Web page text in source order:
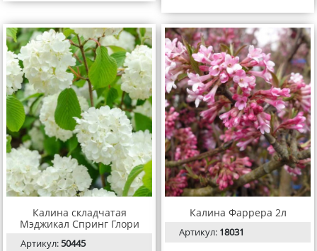
Калина складчатая
Мэджикал Спринг Глори
Артикул:50445
Калина Фаррера 2л
Артикул: 18031